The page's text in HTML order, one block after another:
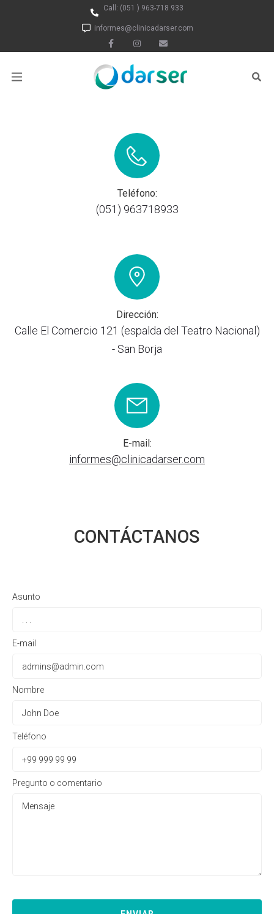
Call: (051 ) 963-718 933
informes@clinicadarser.com
Teléfono:
(051) 963718933
Dirección:
Calle El Comercio 121 (espalda del Teatro Nacional)
- San Borja
E-mail:
informes@clinicadarser.com
CONTÁCTANOS
Asunto
E-mail
Nombre
Teléfono
Pregunto o comentario